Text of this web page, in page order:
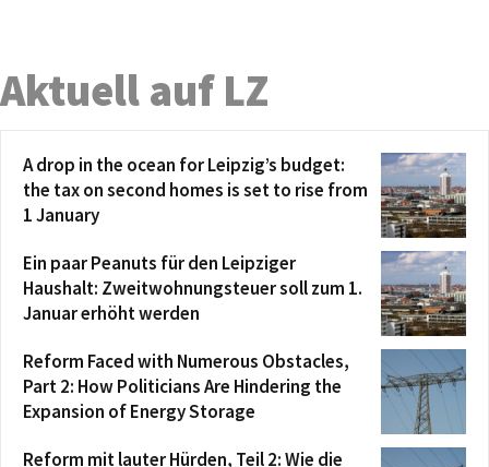
Aktuell auf LZ
A drop in the ocean for Leipzig’s budget:
the tax on second homes is set to rise from
1 January
Ein paar Peanuts für den Leipziger
Haushalt: Zweitwohnungsteuer soll zum 1.
Januar erhöht werden
Reform Faced with Numerous Obstacles,
Part 2: How Politicians Are Hindering the
Expansion of Energy Storage
Reform mit lauter Hürden, Teil 2: Wie die